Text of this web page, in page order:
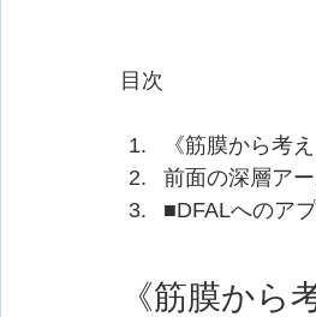
目次
《筋膜から考
前面の深層ア
■DFALへのア
《筋膜から